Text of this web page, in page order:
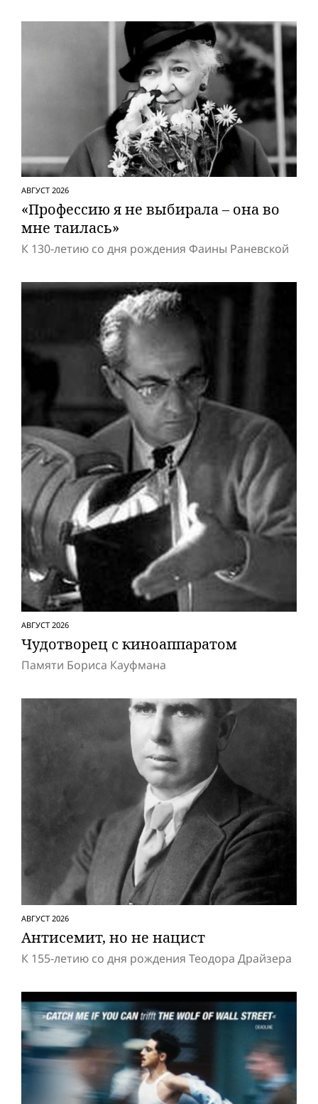
АВГУСТ 2026
«Профессию я не выбирала – она во
мне таилась»
К 130-летию со дня рождения Фаины Раневской
АВГУСТ 2026
Чудотворец с киноаппаратом
Памяти Бориса Кауфмана
АВГУСТ 2026
Антисемит, но не нацист
К 155-летию со дня рождения Теодора Драйзера